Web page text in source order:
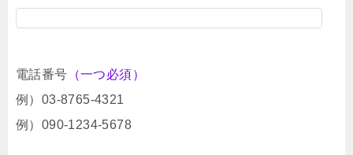
電話番号 （一つ必須）
例）03-8765-4321
例）090-1234-5678